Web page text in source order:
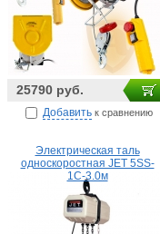
25790 руб.
Добавить к сравнению
Электрическая таль
односкоростная JET 5SS-
1C-3.0м